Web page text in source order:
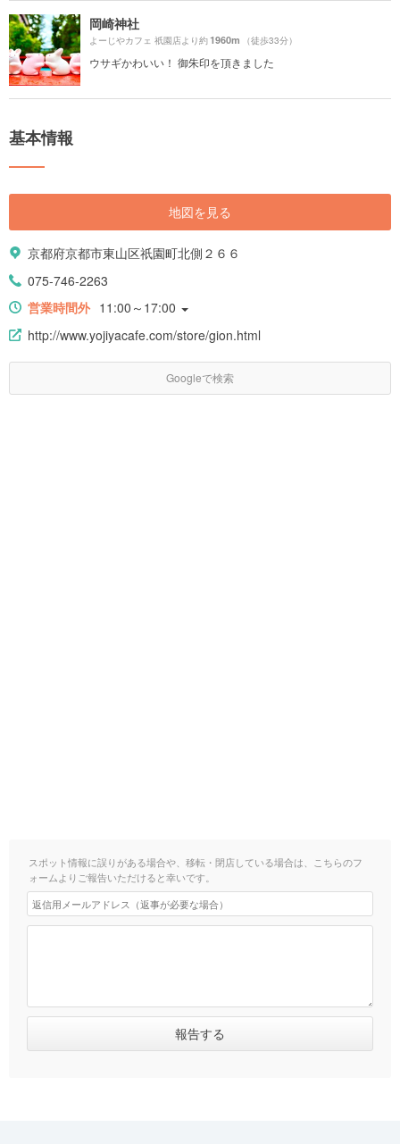
岡崎神社
よーじやカフェ 祇園店より約1960m （徒歩33分）
ウサギかわいい！ 御朱印を頂きました
基本情報
地図を見る
京都府京都市東山区祇園町北側２６６
075-746-2263
営業時間外 11:00～17:00
http://www.yojiyacafe.com/store/gion.html
Googleで検索
スポット情報に誤りがある場合や、移転・閉店している場合は、こちらのフ
ォームよりご報告いただけると幸いです。